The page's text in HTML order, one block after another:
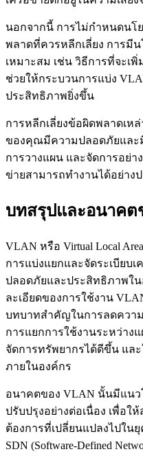
นอกจากนี้ การไม่กำหนดนโ
พลาดที่ควรหลีกเลี่ยง การมี
เหมาะสม เช่น วิธีการที่จะเ
ช่วยให้กระบวนการแบ่ง
ประสิทธิภาพยิ่งขึ้น
การหลีกเลี่ยงข้อผิดพลาดเห
ของคุณมีความปลอดภัยและ
การวางแผน และจัดการอย่
ข่ายสามารถทำงานได้อย่าง
บทสรุปและอนาคต
VLAN หรือ Virtual Local
การแบ่งแยกและจัดระเบียบ
ปลอดภัยและประสิทธิภาพใน
ละเอียดของการใช้งาน
บทบาทสำคัญในการลดควา
การแยกการใช้งานระหว่าง
จัดการทรัพยากรได้ดีขึ้น แ
ภายในองค์กร
อนาคตของ VLAN นั้นมีแน
ปรับปรุงอย่างต่อเนื่อง เพื่อใ
ต้องการที่เปลี่ยนแปลงไปใน
SDN (Software-Defined